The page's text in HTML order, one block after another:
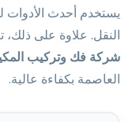
يستخدم أحدث الأدوات
النقل. علاوة على
شركة فك وتركيب
العاصمة بكفاءة عالية.